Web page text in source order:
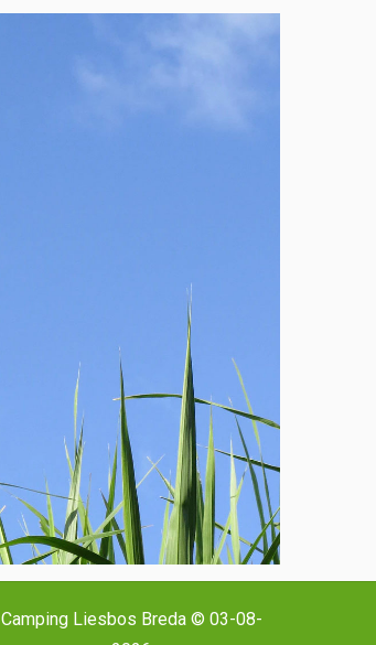
Camping Liesbos Breda © 03-08-